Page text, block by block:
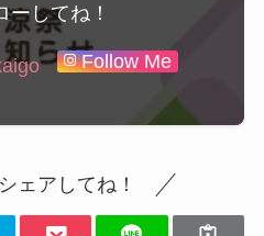
ーしてね！
Follow Me
ェアしてね！